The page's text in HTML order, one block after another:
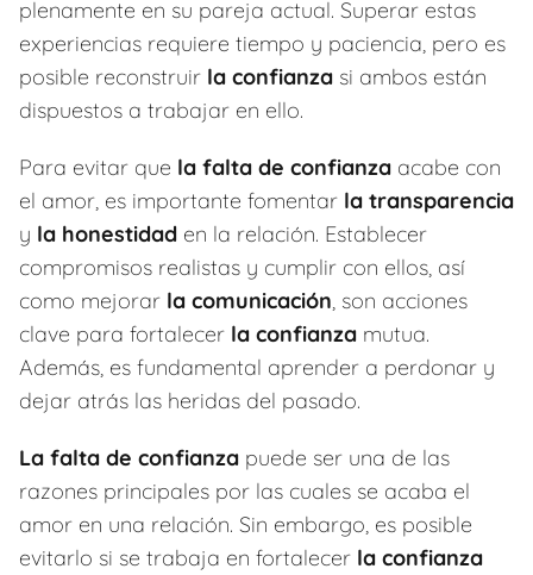
plenamente en su pareja actual. Superar estas
experiencias requiere tiempo y paciencia, pero es
posible reconstruir la confianza si ambos están
dispuestos a trabajar en ello.
Para evitar que la falta de confianza acabe con
el amor, es importante fomentar la transparencia
y la honestidad en la relación. Establecer
compromisos realistas y cumplir con ellos, así
como mejorar la comunicación, son acciones
clave para fortalecer la confianza mutua.
Además, es fundamental aprender a perdonar y
dejar atrás las heridas del pasado.
La falta de confianza puede ser una de las
razones principales por las cuales se acaba el
amor en una relación. Sin embargo, es posible
evitarlo si se trabaja en fortalecer la confianza